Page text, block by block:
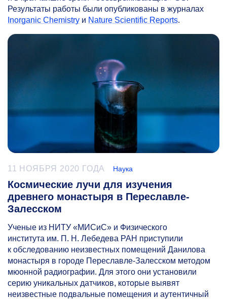
Результаты работы были опубликованы в журналах
Inorganic Chemistry и Nature Scientific Reports.
11 НОЯБРЯ 2020 ГОДА Наука
Космические лучи для изучения
древнего монастыря в Переславле-
Залесском
Ученые из НИТУ «МИСиС» и Физического
института им. П. Н. Лебедева РАН приступили
к обследованию неизвестных помещений Данилова
монастыря в городе Переславле-Залесском методом
мюонной радиографии. Для этого они установили
серию уникальных датчиков, которые выявят
неизвестные подвальные помещения и аутентичный